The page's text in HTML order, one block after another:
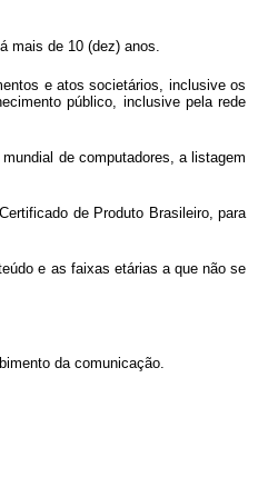
mais de 10 (dez) anos.
e atos societários, inclusive os
público, inclusive pela rede
de computadores, a listagem
de Produto Brasileiro, para
e as faixas etárias a que não se
da comunicação.